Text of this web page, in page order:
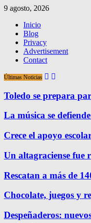
9 agosto, 2026
Inicio
Blog
Privacy
Advertisement
Contact
Últimas Noticias
Toledo se prepara
La música se
Crece el apoyo
Un altagraciense fue
Rescatan a más de
Chocolate, juegos y
Despeñaderos: